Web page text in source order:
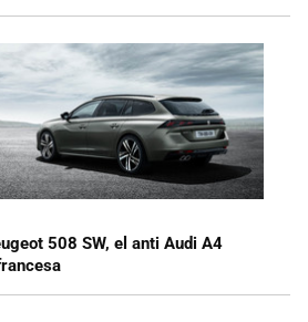
508 SW, el anti Audi A4